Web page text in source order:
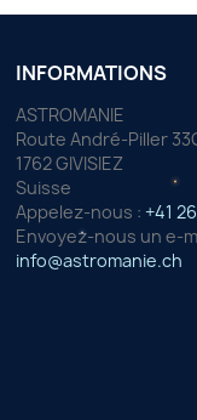
INFORMATIONS
ASTROMANIE
Route André-Piller
1762 GIVISIEZ
Suisse
Appelez-nous : +41
Envoyez-nous un e-
info@astromanie.ch